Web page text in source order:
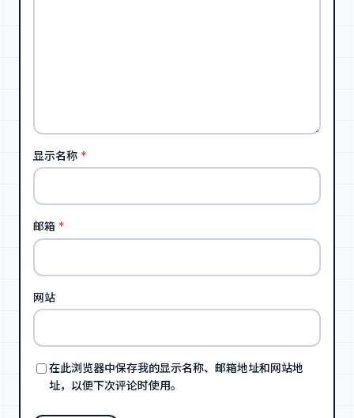
显示名称 *
邮箱 *
网站
在此浏览器中保存我的显示名称、邮箱地址和网站地
址，以便下次评论时使用。